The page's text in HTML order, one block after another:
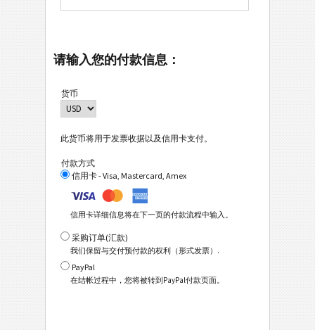
请输入您的付款信息：
货币
此货币将用于发票收据以及信用卡支付。
付款方式
信用卡 - Visa, Mastercard, Amex
信用卡详细信息将在下一页的付款流程中输入。
采购订单(汇款)
我们保留与交付预付款的权利（形式发票）.
PayPal
在结帐过程中，您将被转到PayPal付款页面。